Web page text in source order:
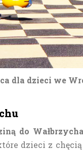
dla dzieci we
do Wałbrzycha
dzieci z